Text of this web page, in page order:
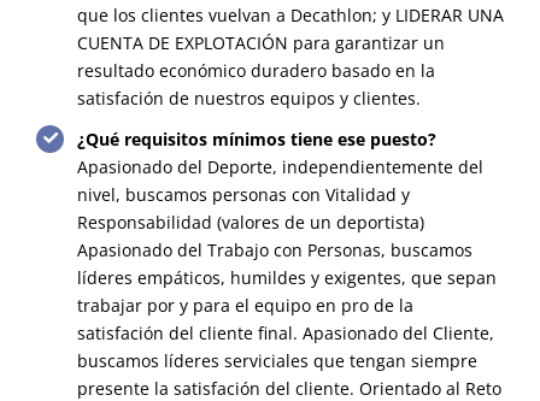
que los clientes vuelvan a Decathlon; y LIDERAR UNA
CUENTA DE EXPLOTACIÓN para garantizar un
resultado económico duradero basado en la
satisfación de nuestros equipos y clientes.
¿Qué requisitos mínimos tiene ese puesto?
Apasionado del Deporte, independientemente del
nivel, buscamos personas con Vitalidad y
Responsabilidad (valores de un deportista)
Apasionado del Trabajo con Personas, buscamos
líderes empáticos, humildes y exigentes, que sepan
trabajar por y para el equipo en pro de la
satisfación del cliente final. Apasionado del Cliente,
buscamos líderes serviciales que tengan siempre
presente la satisfación del cliente. Orientado al Reto